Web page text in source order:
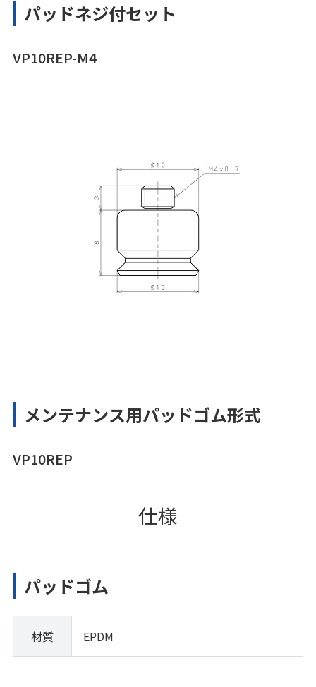
パッドネジ付セット
VP10REP-M4
メンテナンス用パッドゴム形式
VP10REP
仕様
パッドゴム
材質 EPDM